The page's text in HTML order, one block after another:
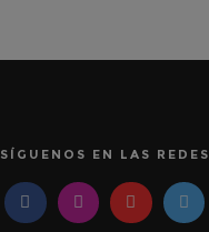
SÍGUENOS EN LAS REDES